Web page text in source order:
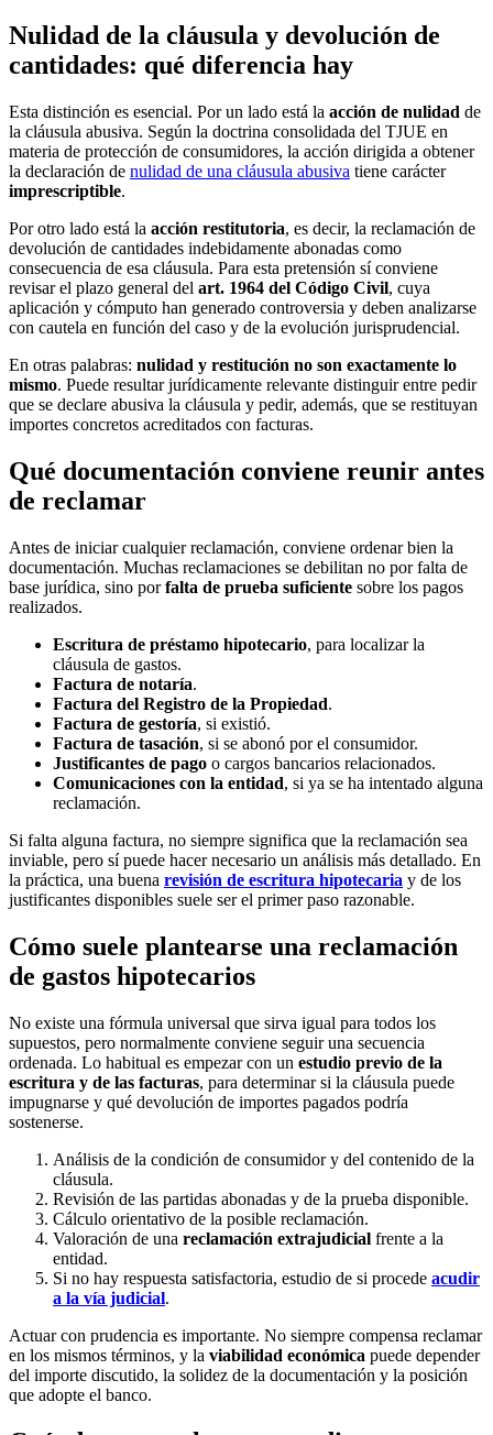
Nulidad de la cláusula y devolución de
cantidades: qué diferencia hay
Esta distinción es esencial. Por un lado está la acción de nulidad de
la cláusula abusiva. Según la doctrina consolidada del TJUE en
materia de protección de consumidores, la acción dirigida a obtener
la declaración de nulidad de una cláusula abusiva tiene carácter
imprescriptible.
Por otro lado está la acción restitutoria, es decir, la reclamación de
devolución de cantidades indebidamente abonadas como
consecuencia de esa cláusula. Para esta pretensión sí conviene
revisar el plazo general del art. 1964 del Código Civil, cuya
aplicación y cómputo han generado controversia y deben analizarse
con cautela en función del caso y de la evolución jurisprudencial.
En otras palabras: nulidad y restitución no son exactamente lo
mismo. Puede resultar jurídicamente relevante distinguir entre pedir
que se declare abusiva la cláusula y pedir, además, que se restituyan
importes concretos acreditados con facturas.
Qué documentación conviene reunir antes
de reclamar
Antes de iniciar cualquier reclamación, conviene ordenar bien la
documentación. Muchas reclamaciones se debilitan no por falta de
base jurídica, sino porfalta de prueba suficiente sobre los pagos
realizados.
Escritura de préstamo hipotecario, para localizar la
cláusula de gastos.
Factura de notaría.
Factura del Registro de la Propiedad.
Factura de gestoría, si existió.
Factura de tasación, si se abonó por el consumidor.
Justificantes de pago o cargos bancarios relacionados.
Comunicaciones con la entidad, si ya se ha intentado alguna
reclamación.
Si falta alguna factura, no siempre significa que la reclamación sea
inviable, pero sí puede hacer necesario un análisis más detallado. En
la práctica, una buena revisión de escritura hipotecaria y de los
justificantes disponibles suele ser el primer paso razonable.
Cómo suele plantearse una reclamación
de gastos hipotecarios
No existe una fórmula universal que sirva igual para todos los
supuestos, pero normalmente conviene seguir una secuencia
ordenada. Lo habitual es empezar con un estudio previo de la
escritura y de las facturas, para determinar si la cláusula puede
impugnarse y qué devolución de importes pagados podría
sostenerse.
Análisis de la condición de consumidor y del contenido de la
cláusula.
Revisión de las partidas abonadas y de la prueba disponible.
Cálculo orientativo de la posible reclamación.
Valoración de una reclamación extrajudicial frente a la
entidad.
Si no hay respuesta satisfactoria, estudio de si procede acudir
a la vía judicial.
Actuar con prudencia es importante. No siempre compensa reclamar
en los mismos términos, y la viabilidad económica puede depender
del importe discutido, la solidez de la documentación y la posición
que adopte el banco.